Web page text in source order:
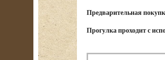
Предварительная
Прогулка проходит с